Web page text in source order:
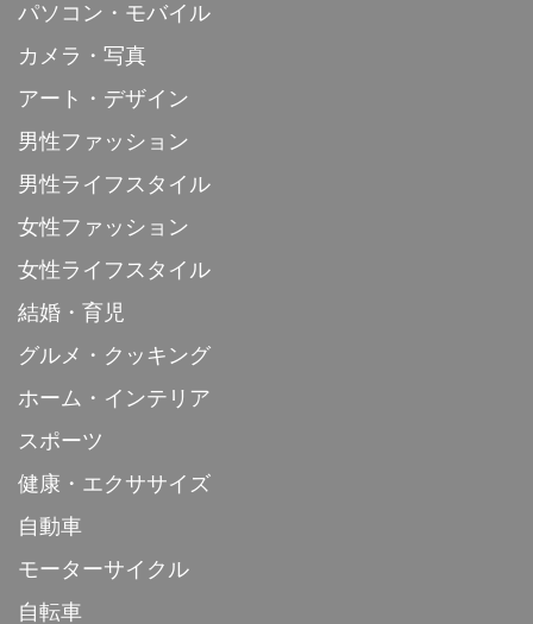
パソコン・モバイル
カメラ・写真
アート・デザイン
男性ファッション
男性ライフスタイル
女性ファッション
女性ライフスタイル
結婚・育児
グルメ・クッキング
ホーム・インテリア
スポーツ
健康・エクササイズ
自動車
モーターサイクル
自転車